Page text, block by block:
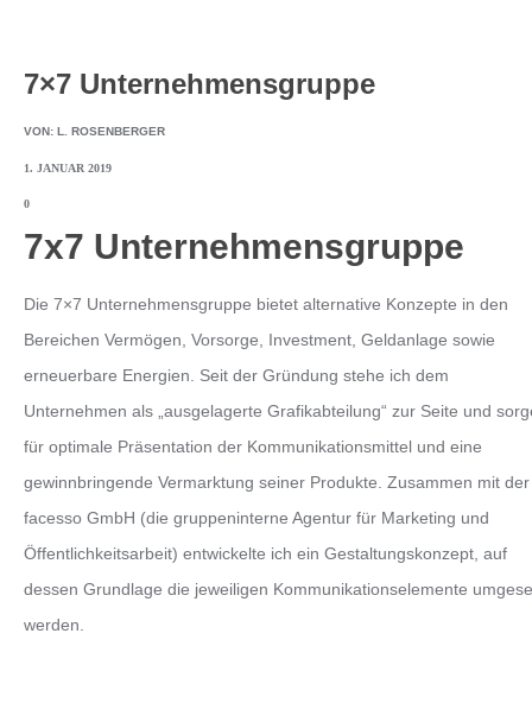
7×7 Unternehmensgruppe
VON: L. ROSENBERGER
1. JANUAR 2019
0
7x7 Unternehmensgruppe
Die 7×7 Unternehmensgruppe bietet alternative Konzepte in den
Bereichen Vermögen, Vorsorge, Investment, Geldanlage sowie
erneuerbare Energien. Seit der Gründung stehe ich dem
Unternehmen als „ausgelagerte Grafikabteilung“ zur Seite und
für optimale Präsentation der Kommunikationsmittel und eine
gewinnbringende Vermarktung seiner Produkte. Zusammen mit der
facesso GmbH (die gruppeninterne Agentur für Marketing und
Öffentlichkeitsarbeit) entwickelte ich ein Gestaltungskonzept, auf
dessen Grundlage die jeweiligen Kommunikationselemente
werden.